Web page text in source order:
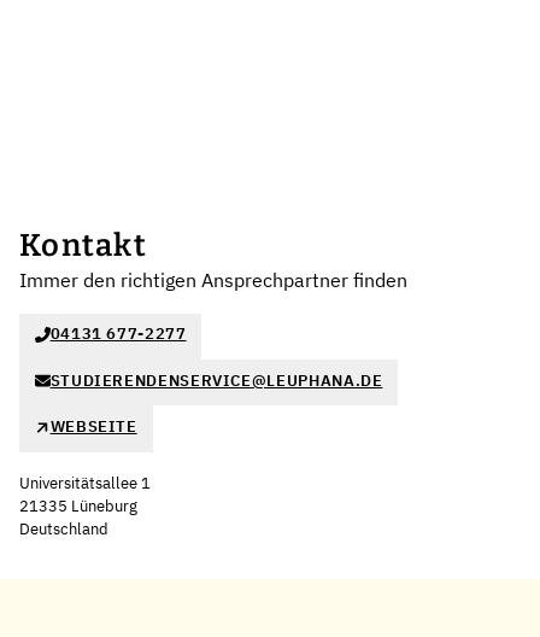
Kontakt
Immer den richtigen Ansprechpartner finden
04131 677-2277
STUDIERENDENSERVICE@LEUPHANA.DE
WEBSEITE
Universitätsallee 1
21335 Lüneburg
Deutschland